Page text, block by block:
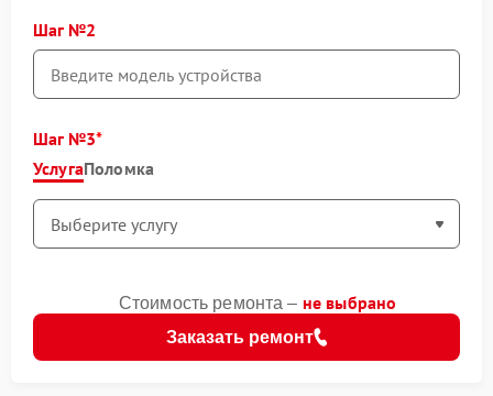
Шаг №2
Шаг №3
УслугаПоломка
Заказать ремонт
Стоимость ремонта – не выбрано